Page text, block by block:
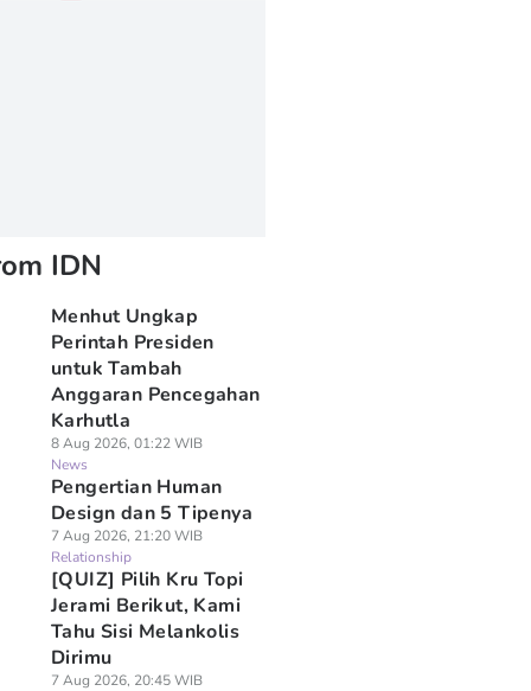
IDN
Menhut Ungkap
Perintah Presiden
untuk Tambah
Anggaran Pencegahan
Karhutla
8 Aug 2026, 01:22 WIB
News
Pengertian Human
Design dan 5 Tipenya
7 Aug 2026, 21:20 WIB
Relationship
[QUIZ] Pilih Kru Topi
Jerami Berikut, Kami
Tahu Sisi Melankolis
Dirimu
7 Aug 2026, 20:45 WIB